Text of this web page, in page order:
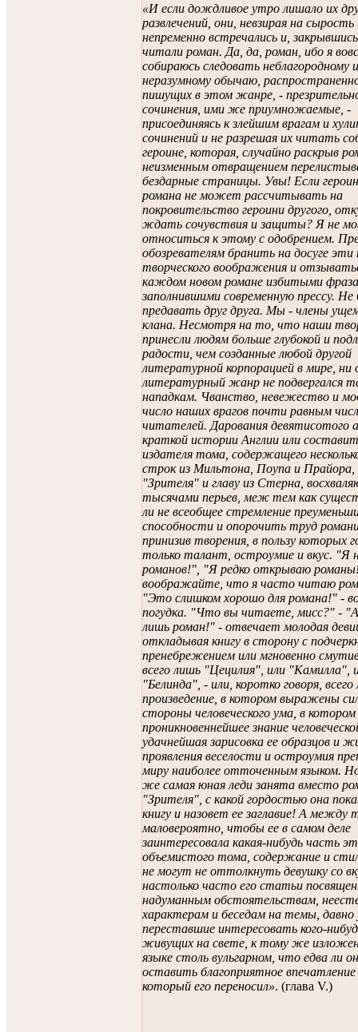
«И если дождливое утро лишало их
развлечений, они, невзирая на сырость
непременно встречались и,
читали роман. Да, да, роман, ибо я
собираюсь следовать неблагородному и
неразумному обычаю,
пишущих в этом жанре, -
сочинения, ими же приумножаемые, -
присоединяясь к злейшим врагам и
сочинений и не разрешая их читать
героине, которая, случайно раскрыв
неизменным отвращением
бездарные страницы. Увы! Если
романа не может рассчитывать на
покровительство героини другого,
ждать сочувствия и защиты? Я не
относиться к этому с одобрением.
обозревателям бранить на досуге эти
творческого воображения и
каждом новом романе избитыми
заполнившими современную прессу. Не
предавать друг друга. Мы - члены
клана. Несмотря на то, что наши
принесли людям больше глубокой и
радости, чем созданные любой другой
литературной корпорацией в мире, ни
литературный жанр не подвергался
нападкам. Чванство, невежество и
число наших врагов почти равным
читателей. Дарования девятисотого
краткой истории Англии или
издателя тома, содержащего
строк из Мильтона, Поупа и
"Зрителя" и главу из Стерна,
тысячами перьев, меж тем как
ли не всеобщее стремление
способности и опорочить труд
принизив творения, в пользу которых
только талант, остроумие и вкус. "Я
романов!", "Я редко открываю
воображайте, что я часто читаю
"Это слишком хорошо для романа!" -
погудка. "Что вы читаете, мисс?" -
лишь роман!" - отвечает молодая
откладывая книгу в сторону с
пренебрежением или мгновенно
всего лишь "Цецилия", или "Камилла",
"Белинда", - или, коротко говоря,
произведение, в котором выражены
стороны человеческого ума, в котором
проникновеннейшее знание
удачнейшая зарисовка ее образцов и
проявления веселости и остроумия
миру наиболее отточенным языком.
же самая юная леди занята вместо
"Зрителя", с какой гордостью она
книгу и назовет ее заглавие! А между
маловероятно, чтобы ее в самом деле
заинтересовала какая-нибудь часть
объемистого тома, содержание и
не могут не оттолкнуть девушку со
настолько часто его статьи
надуманным обстоятельствам,
характерам и беседам на темы,
переставшие интересовать кого-
живущих на свете, к тому же
языке столь вульгарном, что едва ли
оставить благоприятное впечатление
который его переносил». (глава V.)